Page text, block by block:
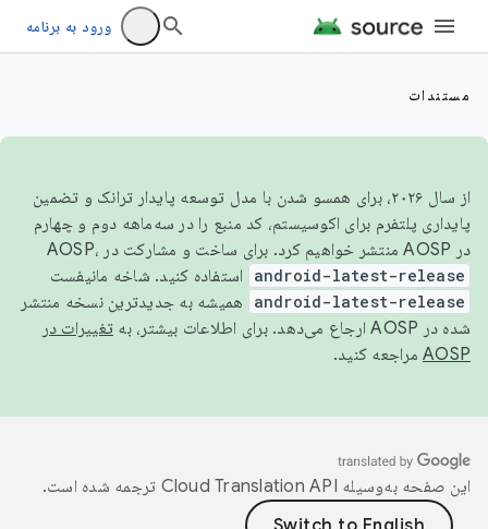
ورود به برنامه
مستندات
از سال ۲۰۲۶، برای همسو شدن با مدل توسعه پایدار ترانک و تضمین
پایداری پلتفرم برای اکوسیستم، کد منبع را در سه‌ماهه دوم و چهارم
در AOSP منتشر خواهیم کرد. برای ساخت و مشارکت در AOSP،
android-latest-release استفاده کنید. شاخه مانیفست
android-latest-release
همیشه به جدیدترین نسخه منتشر
شده در AOSP ارجاع می‌دهد. برای اطلاعات بیشتر، به
تغییرات در
AOSP مراجعه کنید.
این صفحه به‌وسیله ترجمه شده است.